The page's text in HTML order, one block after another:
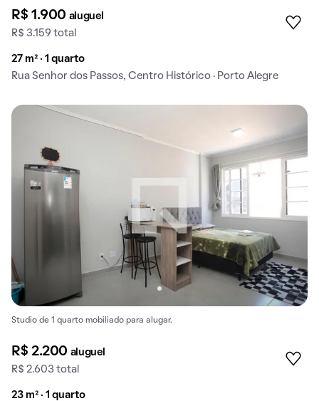
R$ 1.900 aluguel
R$ 3.159 total
27 m² · 1 quarto
Rua Senhor dos Passos, Centro Histórico · Porto Alegre
Studio de 1 quarto mobiliado para alugar.
R$ 2.200 aluguel
R$ 2.603 total
23 m² · 1 quarto